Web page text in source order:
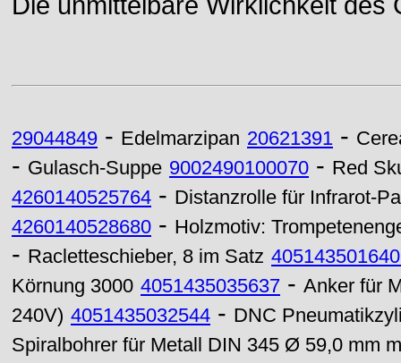
29044849 - Edelmarzipan 20621391 -
- Gulasch-Suppe 9002490100070 - Red
4260140525764 - Distanzrolle für Infrarot-
4260140528680 - Holzmotiv:
- Racletteschieber, 8 im Satz
Körnung 3000 4051435035637 - Anker für
240V) 4051435032544 - DNC
Spiralbohrer für Metall DIN 345 Ø 59,0 mm